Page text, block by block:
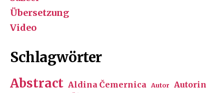
Übersetzung
Video
Schlagwörter
Abstract Aldina Čemernica Autor Autorin